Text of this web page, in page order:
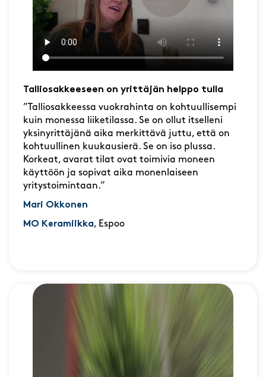
Talliosakkeeseen on yrittäjän helppo tulla
”Talliosakkeessa vuokrahinta on kohtuullisempi
kuin monessa liiketilassa. Se on ollut itselleni
yksinyrittäjänä aika merkittävä juttu, että on
kohtuullinen kuukausierä. Se on iso plussa.
Korkeat, avarat tilat ovat toimivia moneen
käyttöön ja sopivat aika monenlaiseen
yritystoimintaan.”
Mari Okkonen
MO Keramiikka, Espoo